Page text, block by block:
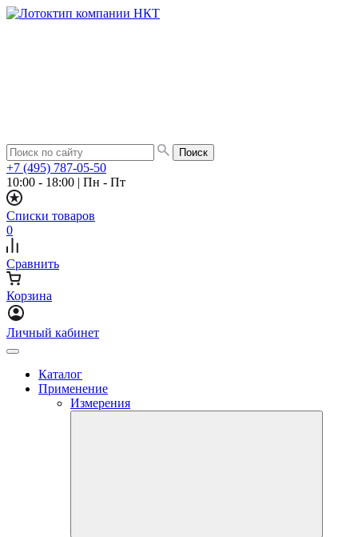
+7 (495) 787-05-50
10:00 - 18:00 | Пн - Пт
Списки товаров
0
Сравнить
Корзина
Личный кабинет
Каталог
Применение
Измерения